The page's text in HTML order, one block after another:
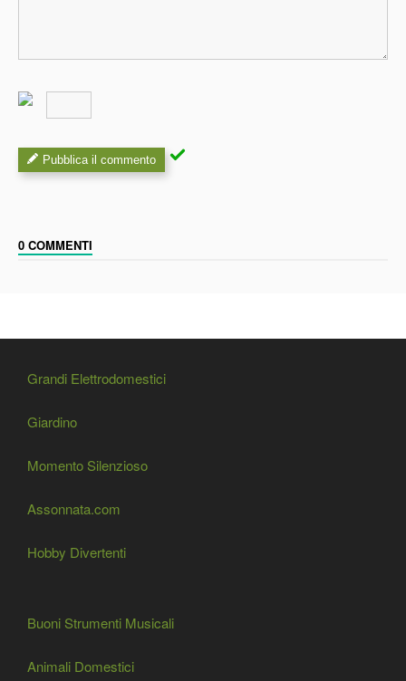
Pubblica il commento
0 COMMENTI
Grandi Elettrodomestici
Giardino
Momento Silenzioso
Assonnata.com
Hobby Divertenti
Buoni Strumenti Musicali
Animali Domestici